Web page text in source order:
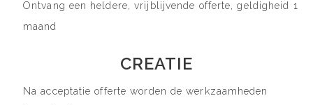
Ontvang een heldere, vrijblijvende offerte, geldigheid 1
maand
CREATIE
Na acceptatie offerte worden de werkzaamheden